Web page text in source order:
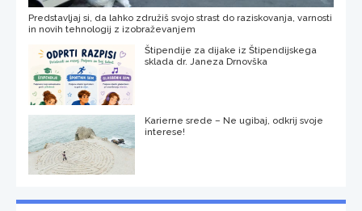
Predstavljaj si, da lahko združiš svojo strast do raziskovanja, varnosti
in novih tehnologij z izobraževanjem
Štipendije za dijake iz Štipendijskega
sklada dr. Janeza Drnovška
Karierne srede – Ne ugibaj, odkrij svoje
interese!